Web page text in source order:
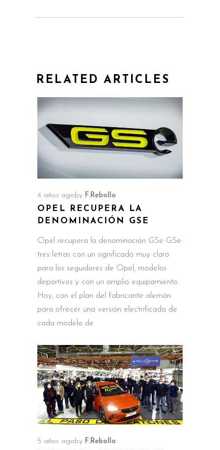
RELATED ARTICLES
4 años agoby F.Rebollo
OPEL RECUPERA LA
DENOMINACIÓN GSE
Opel recupera la denominación GSe GSe:
tres letras con un significado muy claro
para los seguidores de Opel; modelos
deportivos y con un amplio equipamiento.
Hoy, con el plan del fabricante alemán
para ofrecer una versión electrificada de
cada modelo de
5 años agoby F.Rebollo